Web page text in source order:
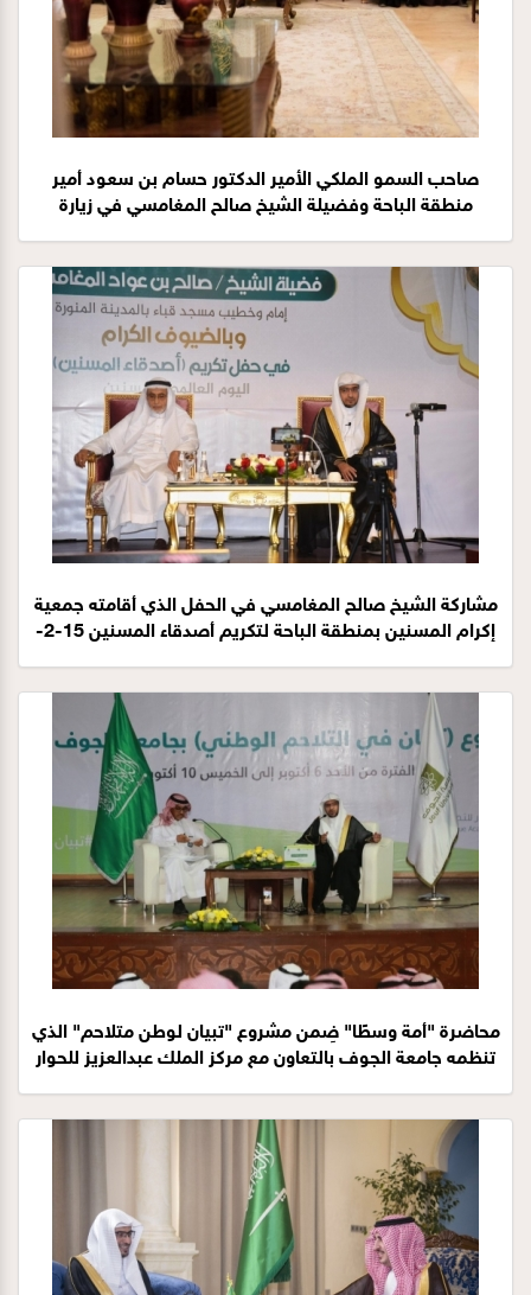
صاحب السمو الملكي الأمير الدكتور حسام بن سعود أمير
منطقة الباحة وفضيلة الشيخ صالح المغامسي في زيارة
مشاركة الشيخ صالح المغامسي في الحفل الذي أقامته جمعية
إكرام المسنين بمنطقة الباحة لتكريم أصدقاء المسنين 15-2-
محاضرة "أمة وسطًا" ضِمن مشروع "تبيان لوطن متلاحم" الذي
تنظمه جامعة الجوف بالتعاون مع مركز الملك عبدالعزيز للحوار